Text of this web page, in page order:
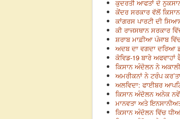
ਕੁਦਰਤੀ ਆਫਤਾਂ ਦੇ
ਕੇਂਦਰ ਸਰਕਾਰ ਵੱਲੋਂ
ਕਾਂਗਰਸ ਪਾਰਟੀ ਦੀ
ਕੀ ਰਾਜਸਥਾਨ ਸਰਕਾਰ
ਸ਼ਰਾਬ ਮਾਫ਼ੀਆ ਪੰਜਾਬ
ਅਦਬ ਦਾ ਵਗਦਾ ਦਰਿਆ
ਕੋਵਿਡ-19 ਬਾਰੇ
ਕਿਸਾਨ ਅੰਦੋਲਨ ਨੇ
ਅਮਰੀਕਨਾਂ ਨੇ ਟਰੰਪ
ਅਲਵਿਦਾ: ਫਾਈਬਰ
ਕਿਸਾਨ ਅੰਦੋਲਨ ਅਨੇਕ ਨਵੇਂ
ਮਾਨਵਤਾ ਅਤੇ
ਕਿਸਾਨ ਅੰਦੋਲਨ ਵਿੱਚ